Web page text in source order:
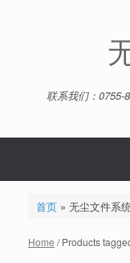
联系我们：0755-
首页» 无尘文件系统
Home / Products